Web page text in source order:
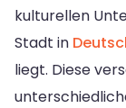
kulturellen
Stadt in
liegt. Diese